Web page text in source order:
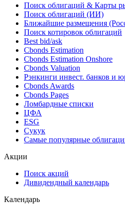
Поиск облигаций & Карты
Поиск облигаций (ИИ)
Ближайшие размещения
Поиск котировок облигаций
Best bid/ask
Cbonds Estimation
Cbonds Estimation Onshore
Cbonds Valuation
Рэнкинги инвест. банков и
Cbonds Awards
Cbonds Pages
Ломбардные списки
ЦФА
ESG
Сукук
Самые популярные
Акции
Поиск акций
Дивидендный календарь
Календарь